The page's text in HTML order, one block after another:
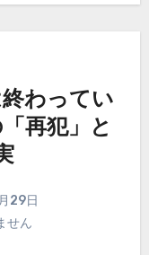
わってい
再犯」と
29日
せん